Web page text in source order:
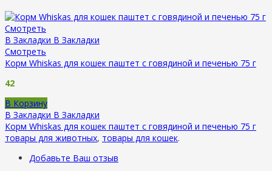
Смотреть
В Закладки В Закладки
Смотреть
Корм Whiskas для кошек паштет с говядиной и печенью 75 г
42
В Корзину
В Закладки В Закладки
Корм Whiskas для кошек паштет с говядиной и печенью 75 г
товары для животных, товары для кошек.
Добавьте Ваш отзыв